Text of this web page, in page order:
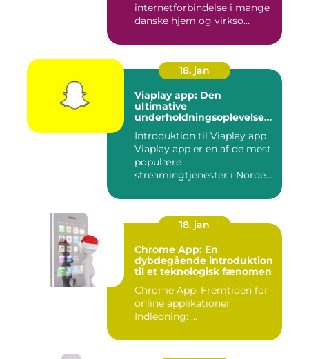
internetforbindelse i mange
danske hjem og virkso...
18. jan
Viaplay app: Den
ultimative
underholdningsoplevelse
Introduktion til Viaplay app
Viaplay app er en af de mest
populære
streamingtjenester i Norden
18. jan
Chrome App: En
dybdegående introduktion
til et teknologisk fænomen
Chrome App: Fremtiden for
online applikationer
Indledning: ...